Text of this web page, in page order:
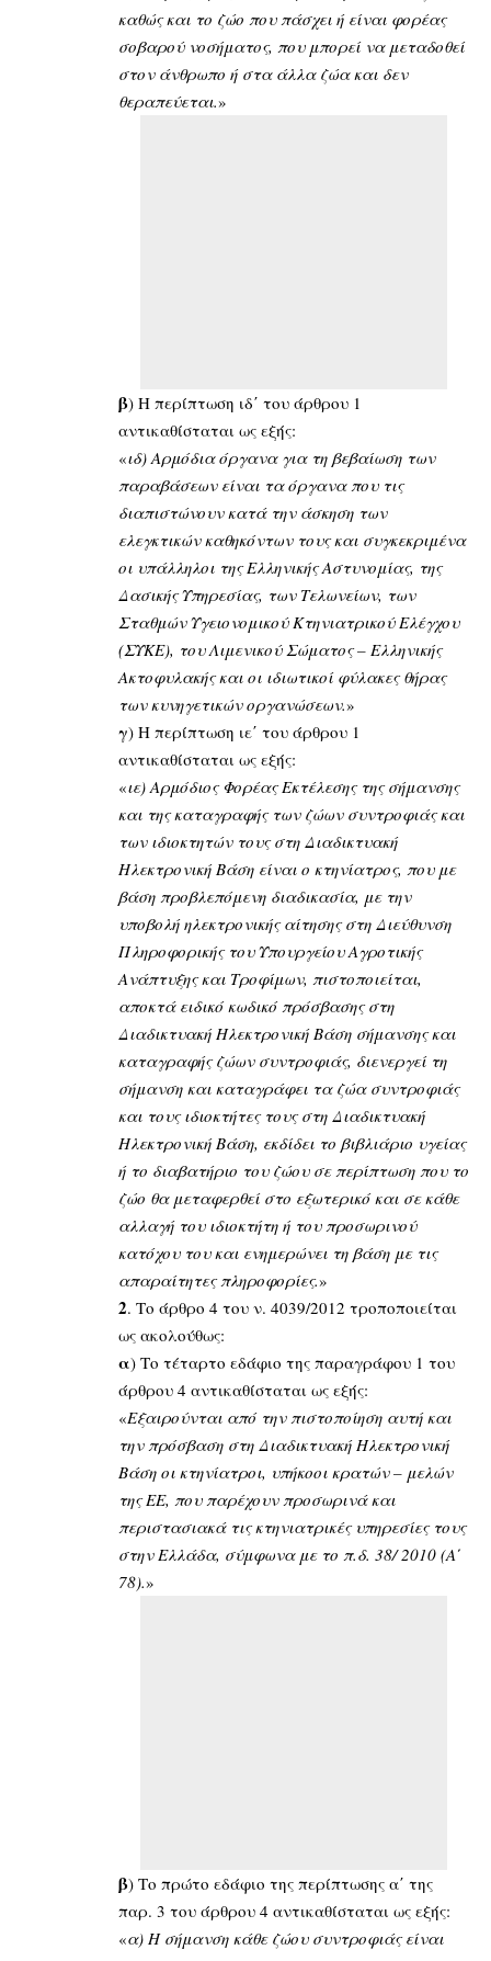
καθώς και το ζώο που πάσχει ή είναι φορέας
σοβαρού νοσήματος, που μπορεί να μεταδοθεί
στον άνθρωπο ή στα άλλα ζώα και δεν
θεραπεύεται.»
β) Η περίπτωση ιδ΄ του άρθρου 1
αντικαθίσταται ως εξής:
«ιδ) Αρμόδια όργανα για τη βεβαίωση των
παραβάσεων είναι τα όργανα που τις
διαπιστώνουν κατά την άσκηση των
ελεγκτικών καθηκόντων τους και συγκεκριμένα
οι υπάλληλοι της Ελληνικής Αστυνομίας, της
Δασικής Υπηρεσίας, των Τελωνείων, των
Σταθμών Υγειονομικού Κτηνιατρικού Ελέγχου
(ΣΥΚΕ), του Λιμενικού Σώματος – Ελληνικής
Ακτοφυλακής και οι ιδιωτικοί φύλακες θήρας
των κυνηγετικών οργανώσεων.»
γ) Η περίπτωση ιε΄ του άρθρου 1
αντικαθίσταται ως εξής:
«ιε) Αρμόδιος Φορέας Εκτέλεσης της σήμανσης
και της καταγραφής των ζώων συντροφιάς και
των ιδιοκτητών τους στη Διαδικτυακή
Ηλεκτρονική Βάση είναι ο κτηνίατρος, που με
βάση προβλεπόμενη διαδικασία, με την
υποβολή ηλεκτρονικής αίτησης στη Διεύθυνση
Πληροφορικής του Υπουργείου Αγροτικής
Ανάπτυξης και Τροφίμων, πιστοποιείται,
αποκτά ειδικό κωδικό πρόσβασης στη
Διαδικτυακή Ηλεκτρονική Βάση σήμανσης και
καταγραφής ζώων συντροφιάς, διενεργεί τη
σήμανση και καταγράφει τα ζώα συντροφιάς
και τους ιδιοκτήτες τους στη Διαδικτυακή
Ηλεκτρονική Βάση, εκδίδει το βιβλιάριο υγείας
ή το διαβατήριο του ζώου σε περίπτωση που το
ζώο θα μεταφερθεί στο εξωτερικό και σε κάθε
αλλαγή του ιδιοκτήτη ή του προσωρινού
κατόχου του και ενημερώνει τη βάση με τις
απαραίτητες πληροφορίες.»
2. Το άρθρο 4 του ν. 4039/2012 τροποποιείται
ως ακολούθως:
α) Το τέταρτο εδάφιο της παραγράφου 1 του
άρθρου 4 αντικαθίσταται ως εξής:
«Εξαιρούνται από την πιστοποίηση αυτή και
την πρόσβαση στη Διαδικτυακή Ηλεκτρονική
Βάση οι κτηνίατροι, υπήκοοι κρατών – μελών
της ΕΕ, που παρέχουν προσωρινά και
περιστασιακά τις κτηνιατρικές υπηρεσίες τους
στην Ελλάδα, σύμφωνα με το π.δ. 38/ 2010 (Α΄
78).»
β) Το πρώτο εδάφιο της περίπτωσης α΄ της
παρ. 3 του άρθρου 4 αντικαθίσταται ως εξής:
«α) Η σήμανση κάθε ζώου συντροφιάς είναι